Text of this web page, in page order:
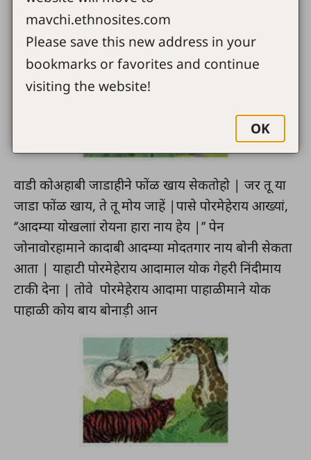
आख्यां का तो हारा आने खाराब ज्ञाना जाडा फोंळ सोडीन
वाडी कोअहाबी जाडाहीने फोंळ खाय सेकतोहो | जर तू या
जाडा फोंळ खाय, ते तू मोय जाहें |पासे पोरमेहेराय आख्यां,
‘’आदम्या योखलाां रोयना हारा नाय हेय |’’ पेन
जोनावोरहामाने कादाबी आदम्या मोदतगार नाय बोनी सेकता
आता | याहाटी पोरमेहेराय आदामाल योक गेहरी निंदीमाय
टाकी देना | तोवे पोरमेहेराय आदामा पाहाळीमाने योक
पाहाळी कोय बाय बोनाड़ी आन
mavchi.ethnosites.com
Please save this new address in your
bookmarks or favorites and continue
visiting the website!
OK